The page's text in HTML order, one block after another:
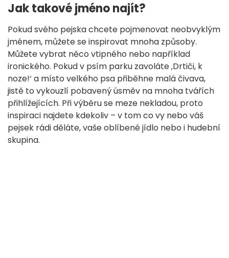
Jak takové jméno najít?
Pokud svého pejska chcete pojmenovat neobvyklým
jménem, můžete se inspirovat mnoha způsoby.
Můžete vybrat něco vtipného nebo například
ironického. Pokud v psím parku zavoláte ‚Drtiči, k
noze!‘ a místo velkého psa přiběhne malá čivava,
jistě to vykouzlí pobavený úsměv na mnoha tvářích
přihlížejících. Při výběru se meze nekladou, proto
inspiraci najdete kdekoliv – v tom co vy nebo váš
pejsek rádi děláte, vaše oblíbené jídlo nebo i hudební
skupina.